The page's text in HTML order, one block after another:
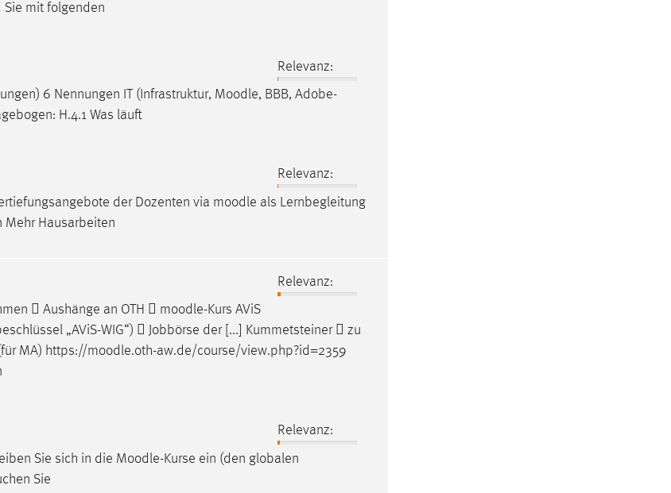
Sie mit folgenden
Relevanz:
6 Nennungen IT (Infrastruktur, Moodle, BBB, Adobe-
H.4.1 Was läuft
Relevanz:
der Dozenten via moodle als Lernbegleitung
Mehr Hausarbeiten
Relevanz:
 Aushänge an OTH  moodle-Kurs AViS
„AViS-WIG“)  Jobbörse der [...] Kummetsteiner  zu
MA) https://moodle.oth-aw.de/course/view.php?id=2359
Relevanz:
Sie sich in die Moodle-Kurse ein (den globalen
Sie